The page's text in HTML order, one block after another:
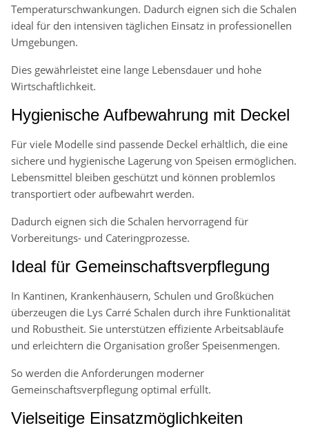
Temperaturschwankungen. Dadurch eignen sich die Schalen
ideal für den intensiven täglichen Einsatz in professionellen
Umgebungen.
Dies gewährleistet eine lange Lebensdauer und hohe
Wirtschaftlichkeit.
Hygienische Aufbewahrung mit Deckel
Für viele Modelle sind passende Deckel erhältlich, die eine
sichere und hygienische Lagerung von Speisen ermöglichen.
Lebensmittel bleiben geschützt und können problemlos
transportiert oder aufbewahrt werden.
Dadurch eignen sich die Schalen hervorragend für
Vorbereitungs- und Cateringprozesse.
Ideal für Gemeinschaftsverpflegung
In Kantinen, Krankenhäusern, Schulen und Großküchen
überzeugen die Lys Carré Schalen durch ihre Funktionalität
und Robustheit. Sie unterstützen effiziente Arbeitsabläufe
und erleichtern die Organisation großer Speisenmengen.
So werden die Anforderungen moderner
Gemeinschaftsverpflegung optimal erfüllt.
Vielseitige Einsatzmöglichkeiten